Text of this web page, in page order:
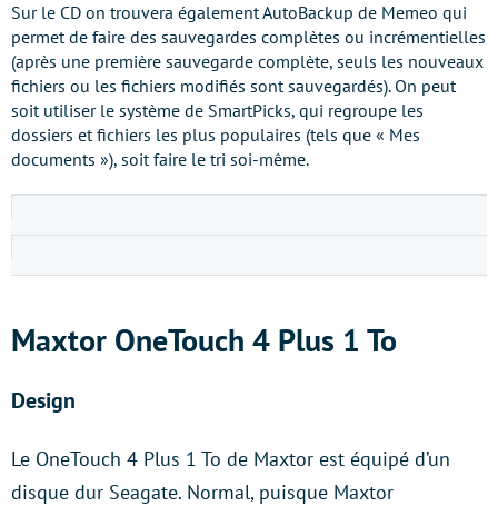
Sur le CD on trouvera également AutoBackup de Memeo qui
permet de faire des sauvegardes complètes ou incrémentielles
(après une première sauvegarde complète, seuls les nouveaux
fichiers ou les fichiers modifiés sont sauvegardés). On peut
soit utiliser le système de SmartPicks, qui regroupe les
dossiers et fichiers les plus populaires (tels que « Mes
documents »), soit faire le tri soi-même.
Maxtor OneTouch 4 Plus 1 To
Design
Le OneTouch 4 Plus 1 To de Maxtor est équipé d’un
disque dur Seagate. Normal, puisque Maxtor